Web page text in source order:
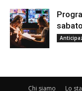
Chi siamo Lo